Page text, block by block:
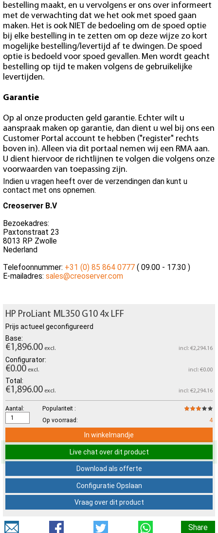
bestelling maakt, en u vervolgens er ons over informeert
met de verwachting dat we het ook met spoed gaan
maken. Het is ook NIET de bedoeling om de spoed optie
bij elke bestelling in te zetten om op deze wijze zo kort
mogelijke bestelling/levertijd af te dwingen. De spoed
optie is bedoeld voor spoed gevallen. Men wordt geacht
bestelling op tijd te maken volgens de gebruikelijke
levertijden.
Garantie
Op al onze producten geld garantie. Echter wilt u
aanspraak maken op garantie, dan dient u wel bij ons een
Customer Portal account te hebben ("register" rechts
boven in). Alleen via dit portaal nemen wij een RMA aan.
U dient hiervoor de richtlijnen te volgen die volgens onze
voorwaarden van toepassing zijn.
Indien u vragen heeft over de verzendingen dan kunt u
contact met ons opnemen.
Creoserver B.V
Bezoekadres:
Paxtonstraat 23
8013 RP Zwolle
Nederland
Telefoonnummer: +31 (0) 85 864 0777 ( 09.00 - 17.30 )
E-mailadres: sales@creoserver.com
HP ProLiant ML350 G10 4x LFF
Prijs actueel geconfigureerd
Base:
€1,896.00 excl. incl: €2,294.16
Configurator:
€0.00 excl. incl: €0.00
Total:
€1,896.00 excl. incl: €2,294.16
Aantal:
Populariteit :
Op voorraad:
4
In winkelmandje
Live chat over dit product
Download als offerte
Configuratie Opslaan
Vraag over dit product
Share